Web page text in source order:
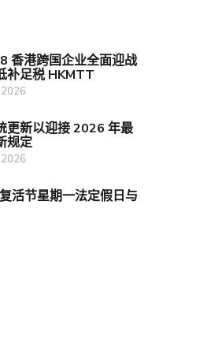
香港跨国企业全面迎战
补足税 HKMTT
更新以迎接 2026 年最
规定
活节星期一法定假日与